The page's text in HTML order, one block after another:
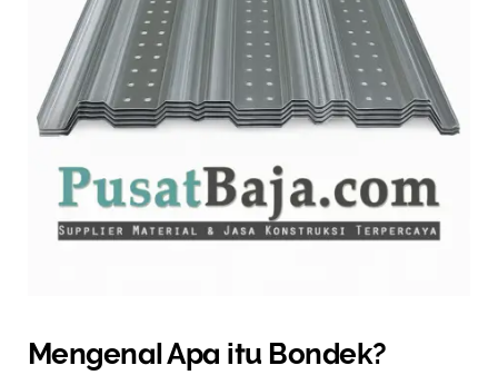
Mengenal Apa itu Bondek?